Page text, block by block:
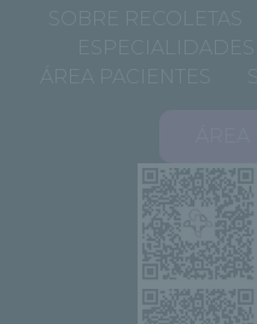
SOBRE RECOLETAS
ESPECIALIDADES
ÁREA PACIENTES